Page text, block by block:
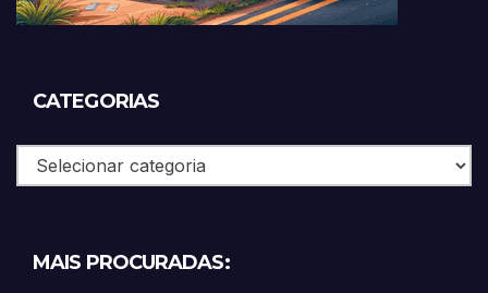
CATEGORIAS
Categorias
MAIS PROCURADAS: